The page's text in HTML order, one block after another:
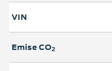
VIN
Emise CO2